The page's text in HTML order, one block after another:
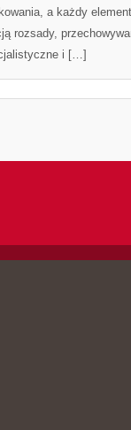
a każdy
rozsady,
i […]